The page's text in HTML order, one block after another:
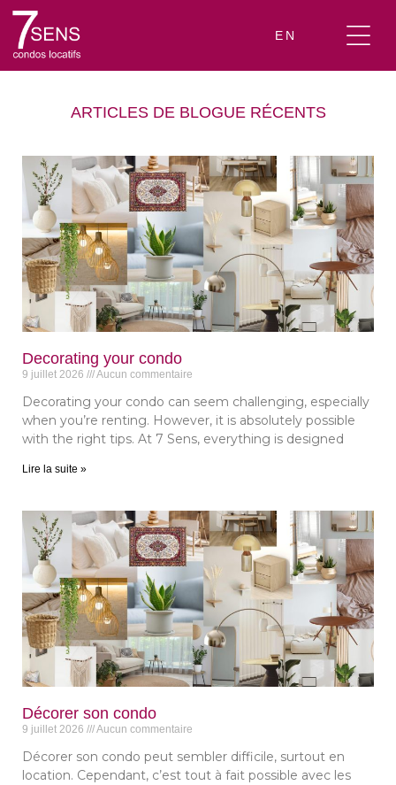
EN
ARTICLES DE BLOGUE RÉCENTS
Decorating your condo
9 juillet 2026 Aucun commentaire
Decorating your condo can seem challenging, especially
when you’re renting. However, it is absolutely possible
with the right tips. At 7 Sens, everything is designed
Lire la suite »
Décorer son condo
9 juillet 2026 Aucun commentaire
Décorer son condo peut sembler difficile, surtout en
location. Cependant, c’est tout à fait possible avec les